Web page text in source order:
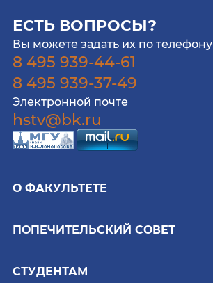
ЕСТЬ ВОПРОСЫ?
Вы можете задать их по телефону
8 495 939-44-61
8 495 939-37-49
Электронной почте
hstv@bk.ru
О ФАКУЛЬТЕТЕ
ПОПЕЧИТЕЛЬСКИЙ СОВЕТ
СТУДЕНТАМ